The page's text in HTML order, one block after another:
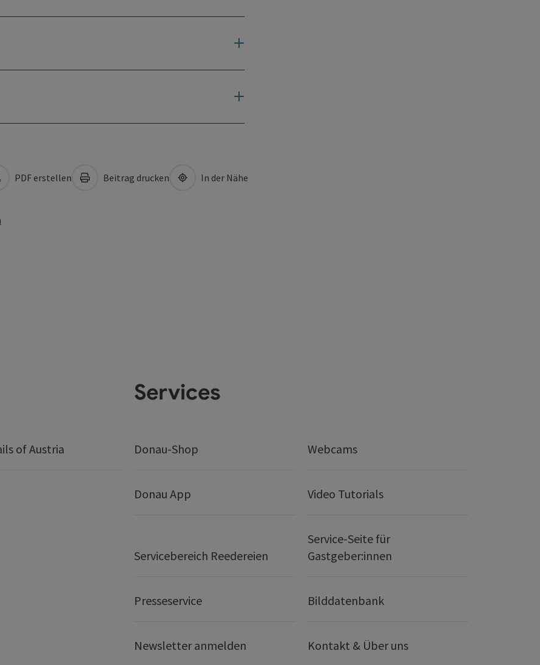
PDF erstellen Beitrag drucken In der Nähe
of Austria
Services
Donau-Shop Webcams
Donau App Video Tutorials
Servicebereich Reedereien
Service-Seite für
Gastgeber:innen
Presseservice Bilddatenbank
Newsletter anmelden Kontakt & Über uns